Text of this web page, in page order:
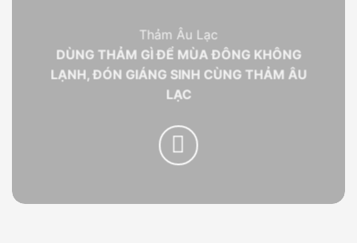
Thảm Âu Lạc
DÙNG THẢM GÌ ĐỂ MÙA ĐÔNG KHÔNG
LẠNH, ĐÓN GIÁNG SINH CÙNG THẢM ÂU
LẠC